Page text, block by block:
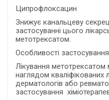
Ципрофлоксацин
Знижує канальцеву
застосуванні цього
метотрексатом.
Особливості
Лікування метотрексатом
наглядом кваліфікованих
дерматологів або
застосування